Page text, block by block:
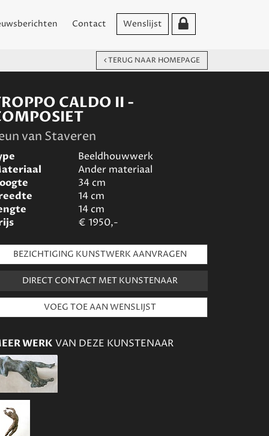
Contact Wenslijst
TERUG NAAR HOMEPAGE
CALDO II -
van Staveren
Beeldhouwwerk
Ander materiaal
34cm
14cm
14cm
€ 1950,-
BEZICHTIGING KUNSTWERK AANVRAGEN
DIRECT CONTACT MET KUNSTENAAR
WERK VAN DEZE KUNSTENAAR